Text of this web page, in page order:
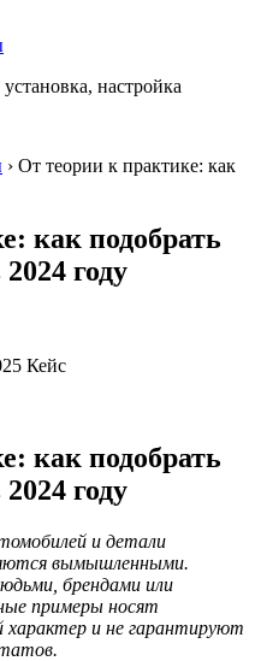
настройка
› От теории к практике: как
как подобрать
году
Кейс
как подобрать
году
и детали
вымышленными.
брендами или
примеры носят
и не гарантируют